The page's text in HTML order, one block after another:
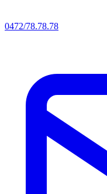
0472/78.78.78